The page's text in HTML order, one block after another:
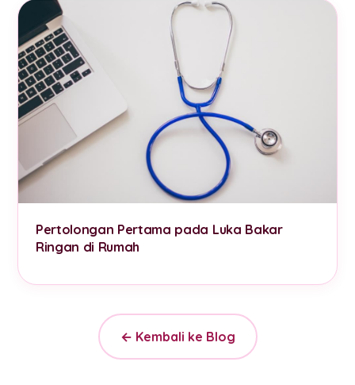
Pertolongan Pertama pada Luka Bakar
Ringan di Rumah
← Kembali ke Blog